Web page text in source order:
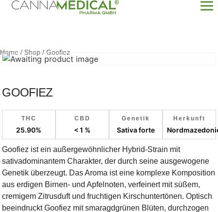
Home / Shop / Goofiez
GOOFIEZ
THC
25.90%
CBD
< 1 %
Genetik
Sativa forte
Herkunft
Goofiez ist ein außergewöhnlicher Hybrid-Strain mit
sativadominantem Charakter, der durch seine ausgewogene
Genetik überzeugt. Das Aroma ist eine komplexe Komposition
aus erdigen Birnen- und Apfelnoten, verfeinert mit süßem,
cremigem Zitrusduft und fruchtigen Kirschuntertönen. Optisch
beeindruckt Goofiez mit smaragdgrünen Blüten, durchzogen